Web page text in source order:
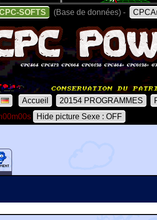
SOFTS (Base de données) -
Accueil 20154 PROGRAMMES
Hide picture Sexe : OFF